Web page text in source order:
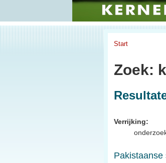
Start
Zoek:
Verrijking:
Pakistaanse